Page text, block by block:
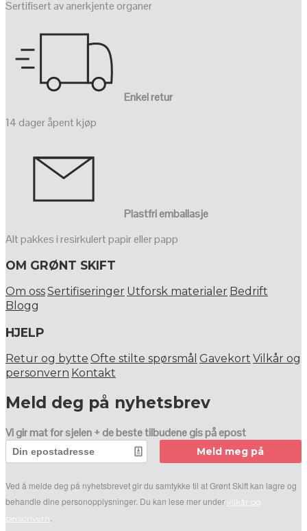
Sertifisert av anerkjente organer
Enkel retur
14 dager åpent kjøp
Plastfri emballasje
Alt pakkes i resirkulert papir eller papp
OM GRØNT SKIFT
Om ossSertifiseringer Utforsk materialer Bedrift
Blogg
HJELP
Retur og bytte Ofte stilte spørsmål Gavekort Vilkår og
personvern Kontakt
Meld deg på nyhetsbrev
Vi gir mat for sjelen + de beste tilbudene gis på epost
Meld meg på
Ved å melde deg på nyhetsbrevet gir du samtykke til at Grønt Skift kan lagre og
behandle dine personopplysninger. Du kan lese mer under vilkår og
personvern.